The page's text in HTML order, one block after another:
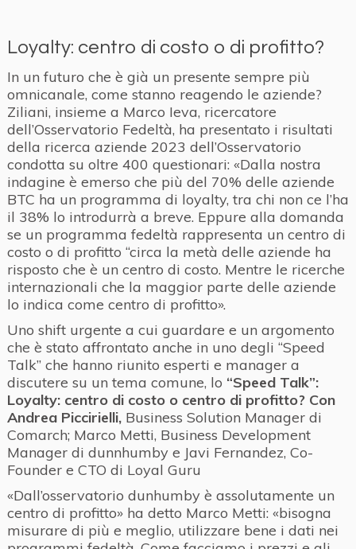
Loyalty: centro di costo o di profitto?
In un futuro che è già un presente sempre più
omnicanale, come stanno reagendo le aziende?
Ziliani, insieme a Marco Ieva, ricercatore
dell’Osservatorio Fedeltà, ha presentato i risultati
della ricerca aziende 2023 dell’Osservatorio
condotta su oltre 400 questionari: «Dalla nostra
indagine è emerso che più del 70% delle aziende
BTC ha un programma di loyalty, tra chi non ce l’ha
il 38% lo introdurrà a breve. Eppure alla domanda
se un programma fedeltà rappresenta un centro di
costo o di profitto “circa la metà delle aziende ha
risposto che è un centro di costo. Mentre le ricerche
internazionali che la maggior parte delle aziende
lo indica come centro di profitto».
Uno shift urgente a cui guardare e un argomento
che è stato affrontato anche in uno degli “Speed
Talk” che hanno riunito esperti e manager a
discutere su un tema comune, lo “Speed Talk”:
Loyalty: centro di costo o centro di profitto? Con
Andrea Piccirielli, Business Solution Manager di
Comarch; Marco Metti, Business Development
Manager di dunnhumby e Javi Fernandez, Co-
Founder e CTO di Loyal Guru
«Dall’osservatorio dunhumby è assolutamente un
centro di profitto» ha detto Marco Metti: «bisogna
misurare di più e meglio, utilizzare bene i dati nei